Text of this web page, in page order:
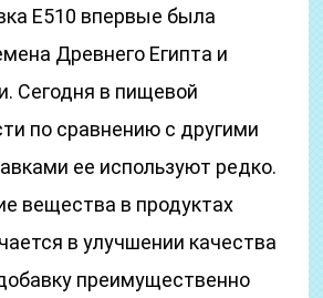
Е510 впервые была
Древнего Египта и
Сегодня в пищевой
по сравнению с другими
ее используют редко.
вещества в продуктах
в улучшении качества
преимущественно